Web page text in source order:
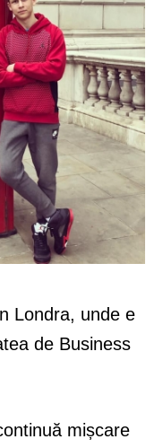
Londra, unde e
de Business
mișcare